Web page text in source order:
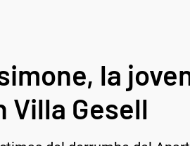
la
Villa Gesell